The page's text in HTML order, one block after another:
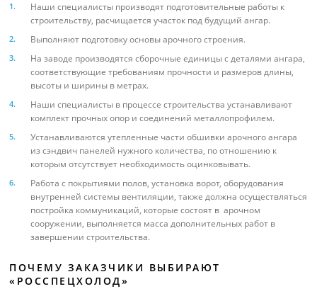
Наши специалисты производят подготовительные работы к
строительству, расчищается участок под будущий ангар.
Выполняют подготовку основы арочного строения.
На заводе производятся сборочные единицы с деталями ангара,
соответствующие требованиям прочности и размеров длины,
высоты и ширины в метрах.
Наши специалисты в процессе строительства устанавливают
комплект прочных опор и соединений металлопрофилем.
Устанавливаются утепленные части обшивки арочного ангара
из сэндвич панелей нужного количества, по отношению к
которым отсутствует необходимость оцинковывать.
Работа с покрытиями полов, установка ворот, оборудования
внутренней системы вентиляции, также должна осуществляться
постройка коммуникаций, которые состоят в арочном
сооружении, выполняется масса дополнительных работ в
завершении строительства.
ПОЧЕМУ ЗАКАЗЧИКИ ВЫБИРАЮТ
«РОССПЕЦХОЛОД»